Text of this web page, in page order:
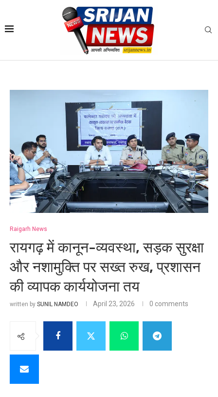
Raigarh News
रायगढ़ में कानून-व्यवस्था, सड़क सुरक्षा
और नशामुक्ति पर सख्त रुख, प्रशासन
की व्यापक कार्ययोजना तय
written by SUNIL NAMDEO April 23, 2026 0 comments